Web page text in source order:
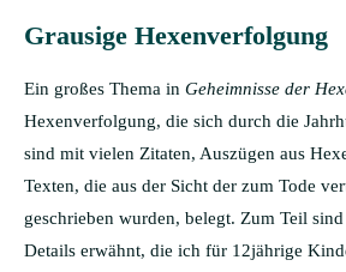
Grausige Hexenverfolgung
Ein großes Thema in Geheimnisse der
Hexenverfolgung, die sich durch die
sind mit vielen Zitaten, Auszügen aus
Texten, die aus der Sicht der zum Tode
geschrieben wurden, belegt. Zum Teil
Details erwähnt, die ich für 12jährige